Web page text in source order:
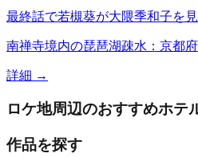
最終話で若槻葵が大隈季和子を
南禅寺境内の琵琶湖疎水：京都
詳細 →
ロケ地周辺のおすすめホテ
作品を探す